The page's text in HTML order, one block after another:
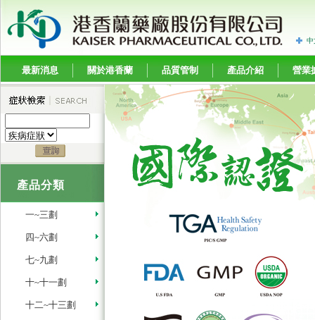
中
最新消息 關於港香蘭 品質管制 產品介紹 營業
產品分類
一~三劃
四~六劃
七~九劃
十~十一劃
十二~十三劃